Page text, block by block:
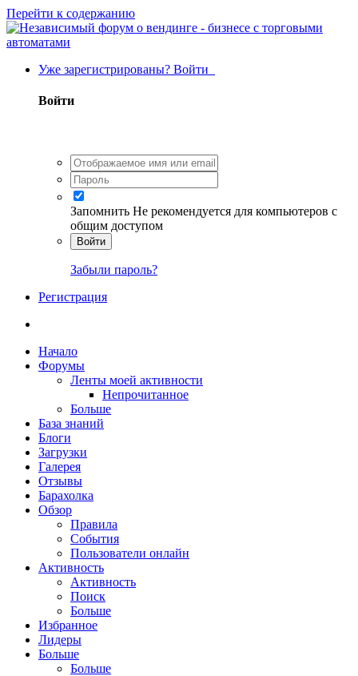
Перейти к содержанию
Уже зарегистрированы? Войти
Войти
Запомнить Не рекомендуется для компьютеров с
общим доступом
Войти
Забыли пароль?
Регистрация
Начало
Форумы
Ленты моей активности
Непрочитанное
Больше
База знаний
Блоги
Загрузки
Галерея
Отзывы
Барахолка
Обзор
Правила
События
Пользователи онлайн
Активность
Активность
Поиск
Больше
Избранное
Лидеры
Больше
Больше